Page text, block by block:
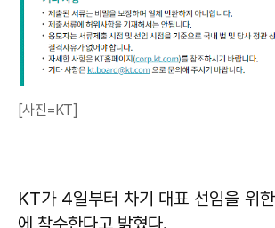
[사진=KT]
KT가 4일부터 차기 대표 선임을 위